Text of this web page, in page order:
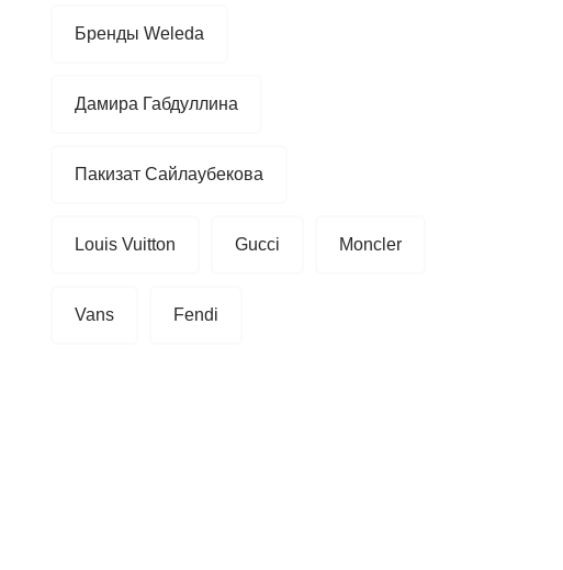
Бренды Weleda
Дамира Габдуллина
Пакизат Сайлаубекова
Louis Vuitton Gucci Moncler
Vans Fendi